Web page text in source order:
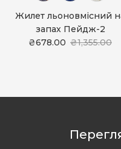
Жилет льоновмісний
запах Пейдж-2
₴678.00 ₴1,355.00